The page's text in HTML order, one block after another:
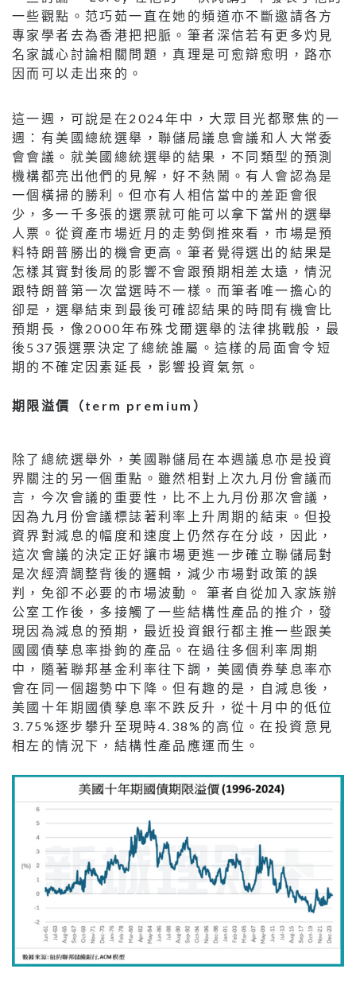
一些觀點。范巧茹一直在她的頻道亦不斷邀請各方
專家學者去為香港把把脈。筆者深信若有更多灼見
名家誠心討論相關問題，真理是可愈辯愈明，路亦
因而可以走出來的。
這一週，可說是在2024年中，大眾目光都聚焦的一
週：有美國總統選舉，聯儲局議息會議和人大常委
會會議。就美國總統選舉的結果，不同類型的預測
機構都亮出他們的見解，好不熱鬧。有人會認為是
一個橫掃的勝利。但亦有人相信當中的差距會很
少，多一千多張的選票就可能可以拿下當州的選舉
人票。從資產市場近月的走勢倒推來看，市場是預
料特朗普勝出的機會更高。筆者覺得選出的結果是
怎樣其實對後局的影響不會跟預期相差太遠，情況
跟特朗普第一次當選時不一樣。而筆者唯一擔心的
卻是，選舉結束到最後可確認結果的時間有機會比
預期長，像2000年布殊戈爾選舉的法律挑戰般，最
後537張選票決定了總統誰屬。這樣的局面會令短
期的不確定因素延長，影響投資氣氛。
期限溢價（term premium）
除了總統選舉外，美國聯儲局在本週議息亦是投資
界關注的另一個重點。雖然相對上次九月份會議而
言，今次會議的重要性，比不上九月份那次會議，
因為九月份會議標誌著利率上升周期的結束。但投
資界對減息的幅度和速度上仍然存在分歧，因此，
這次會議的決定正好讓市場更進一步確立聯儲局對
是次經濟調整背後的邏輯，減少市場對政策的誤
判，免卻不必要的市場波動。 筆者自從加入家族辦
公室工作後，多接觸了一些結構性產品的推介，發
現因為減息的預期，最近投資銀行都主推一些跟美
國國債孳息率掛鉤的產品。在過往多個利率周期
中，隨著聯邦基金利率往下調，美國債券孳息率亦
會在同一個趨勢中下降。但有趣的是，自減息後，
美國十年期國債孳息率不跌反升，從十月中的低位
3.75%逐步攀升至現時4.38%的高位。在投資意見
相左的情況下，結構性產品應運而生。